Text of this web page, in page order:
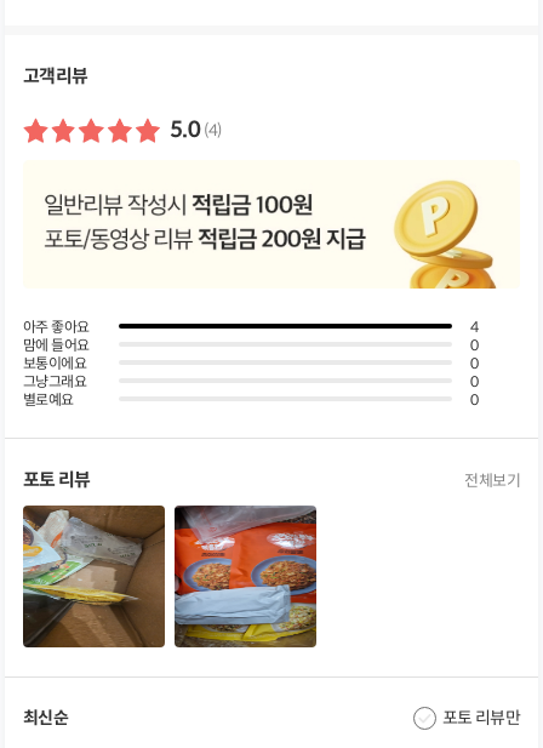
고객리뷰
5.0 (4)
아주 좋아요
4
맘에 들어요
0
보통이에요
0
그냥그래요
0
별로예요
0
포토 리뷰 전체보기
최신순 포토 리뷰만